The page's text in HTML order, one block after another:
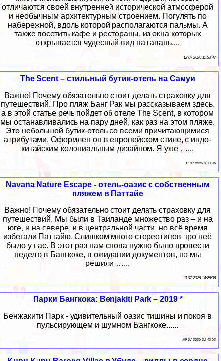
отличаются своей внутренней исторической атмосферой
и необычным архитектурным строением. Погулять по
набережной, вдоль которой располагаются пальмы. А
также посетить кафе и рестораны, из окна которых
открывается чудесный вид на гавань....
12 07 2026 11:53:47
The Scent – стильный бутик-отель на Самуи
Важно! Почему обязательно стоит делать страховку для
путешествий. Про пляж Банг Рак мы рассказываем здесь,
а в этой статье речь пойдет об отеле The Scent, в котором
мы останавливались на пару дней, как раз на этом пляже.
Это небольшой бутик-отель со всеми причитающимися
атрибутами. Оформлен он в европейском стиле, с индо-
китайским колониальным дизайном. Я уже …...
11 07 2026 0:33:36
Navana Nature Escape - отель-оазис с собственным
пляжем в Паттайе
Важно! Почему обязательно стоит делать страховку для
путешествий. Мы были в Таиланде множество раз – и на
юге, и на севере, и в центральной части, но всё время
избегали Паттайю. Слишком много стереотипов про неё
было у нас. В этот раз нам снова нужно было провести
неделю в Бангкоке, в ожидании документов, но мы
решили …...
10 07 2026 14:28:36
Парки Бангкока: Benjakiti Park – 2019 *
Бенжакити Парк - удивительный оазис тишины и покоя в
пульсирующем и шумном Бангкоке......
09 07 2026 23:40:52